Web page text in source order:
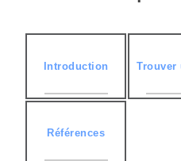
Introduction Trouver
Références